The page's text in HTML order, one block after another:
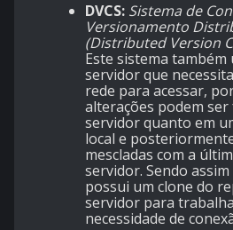
DVCS: Sistema de
Versionamento
(Distributed Version
Este sistema também
servidor que
rede para acessar,
alterações podem
servidor quanto em
local e
mescladas com a
servidor. Sendo
possui um clone do
servidor para
necessidade de